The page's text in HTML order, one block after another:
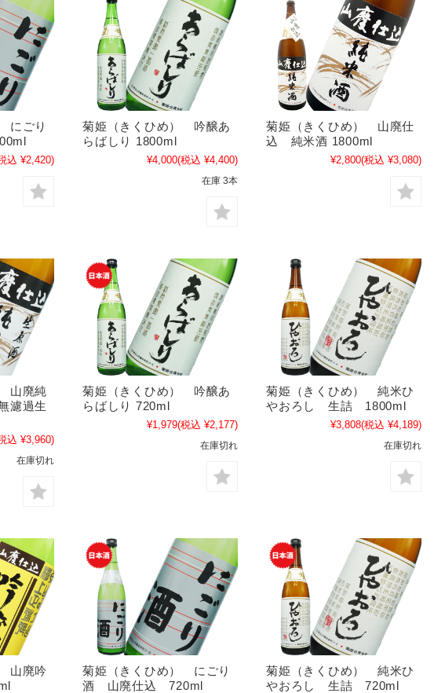
にごり
込 ¥2,420)
菊姫（きくひめ） 吟醸あ
らばしり 1800ml
¥4,000(税込 ¥4,400)
在庫 3本
菊姫（きくひめ） 山廃仕
込 純米酒 1800ml
¥2,800(税込 ¥3,080)
山廃純
濾過生
込 ¥3,960)
在庫切れ
菊姫（きくひめ） 吟醸あ
らばしり 720ml
¥1,979(税込 ¥2,177)
在庫切れ
菊姫（きくひめ） 純米ひ
やおろし 生詰 1800ml
¥3,808(税込 ¥4,189)
在庫切れ
山廃吟
菊姫（きくひめ） にごり
酒 山廃仕込 720ml
菊姫（きくひめ） 純米ひ
やおろし 生詰 720ml